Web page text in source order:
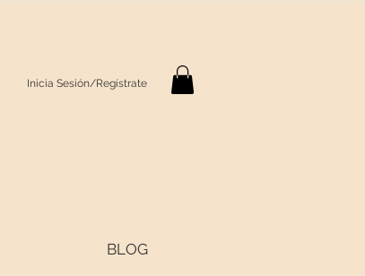
Inicia Sesión/Regístrate
BLOG